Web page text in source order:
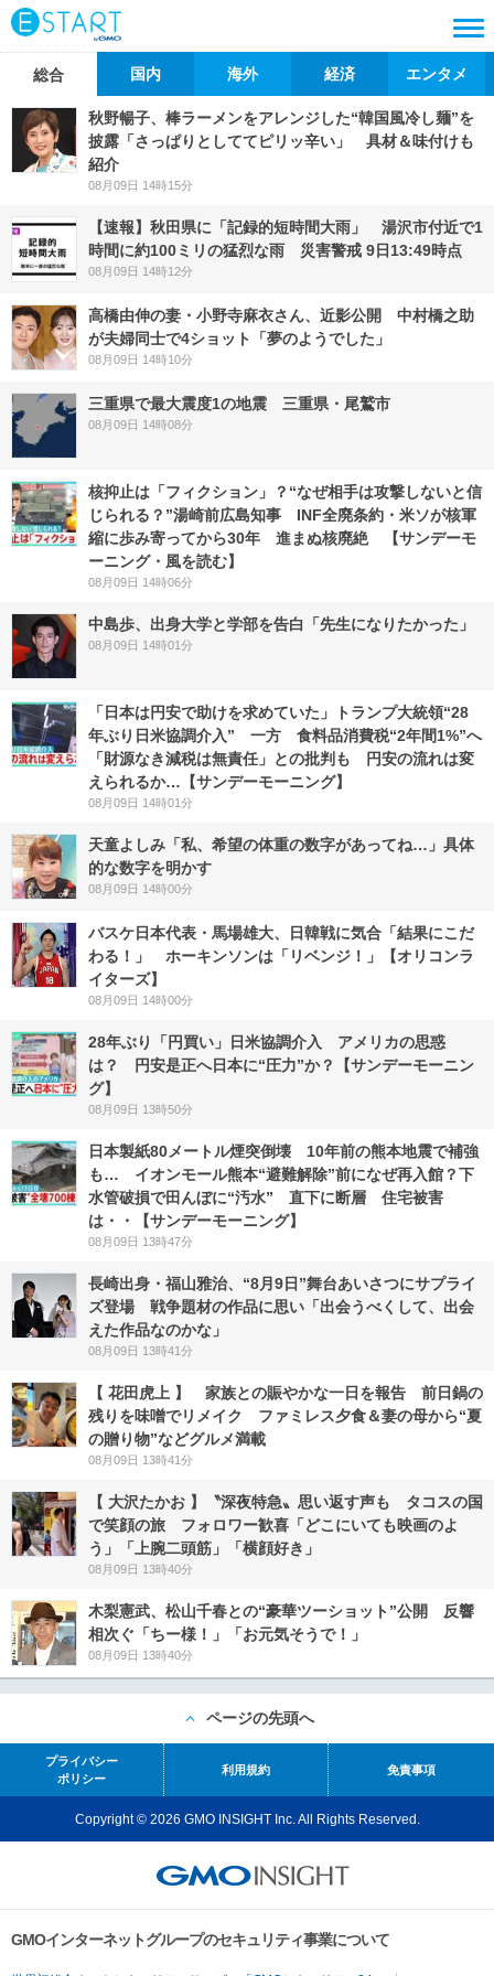
総合 国内 海外 経済 エンタメ
秋野暢子、棒ラーメンをアレンジした“韓国風冷し麺”を
披露「さっぱりとしててピリッ辛い」 具材＆味付けも
紹介
08月09日 14時15分
【速報】秋田県に「記録的短時間大雨」 湯沢市付近で1
時間に約100ミリの猛烈な雨 災害警戒 9日13:49時点
08月09日 14時12分
高橋由伸の妻・小野寺麻衣さん、近影公開 中村橋之助
が夫婦同士で4ショット「夢のようでした」
08月09日 14時10分
三重県で最大震度1の地震 三重県・尾鷲市
08月09日 14時08分
核抑止は「フィクション」？“なぜ相手は攻撃しないと信
じられる？”湯崎前広島知事 INF全廃条約・米ソが核軍
縮に歩み寄ってから30年 進まぬ核廃絶 【サンデーモ
ーニング・風を読む】
08月09日 14時06分
中島歩、出身大学と学部を告白「先生になりたかった」
08月09日 14時01分
「日本は円安で助けを求めていた」トランプ大統領“28
年ぶり日米協調介入” 一方 食料品消費税“2年間1%”へ
「財源なき減税は無責任」との批判も 円安の流れは変
えられるか…【サンデーモーニング】
08月09日 14時01分
天童よしみ「私、希望の体重の数字があってね…」具体
的な数字を明かす
08月09日 14時00分
バスケ日本代表・馬場雄大、日韓戦に気合「結果にこだ
わる！」 ホーキンソンは「リベンジ！」【オリコンラ
イターズ】
08月09日 14時00分
28年ぶり「円買い」日米協調介入 アメリカの思惑
は？ 円安是正へ日本に“圧力”か？【サンデーモーニン
グ】
08月09日 13時50分
日本製紙80メートル煙突倒壊 10年前の熊本地震で補強
も… イオンモール熊本“避難解除”前になぜ再入館？下
水管破損で田んぼに“汚水” 直下に断層 住宅被害
は・・【サンデーモーニング】
08月09日 13時47分
長崎出身・福山雅治、“8月9日”舞台あいさつにサプライ
ズ登場 戦争題材の作品に思い「出会うべくして、出会
えた作品なのかな」
08月09日 13時41分
【 花田虎上 】 家族との賑やかな一日を報告 前日鍋の
残りを味噌でリメイク ファミレス夕食＆妻の母から“夏
の贈り物”などグルメ満載
08月09日 13時41分
【 大沢たかお 】〝深夜特急〟思い返す声も タコスの国
で笑顔の旅 フォロワー歓喜「どこにいても映画のよ
う」「上腕二頭筋」「横顔好き」
08月09日 13時40分
木梨憲武、松山千春との“豪華ツーショット”公開 反響
相次ぐ「ちー様！」「お元気そうで！」
08月09日 13時40分
ページの先頭へ
プライバシー
ポリシー
利用規約 免責事項
Copyright © 2026 GMO INSIGHT Inc. All Rights Reserved.
GMOインターネットグループのセキュリティ事業について